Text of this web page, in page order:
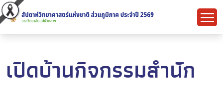
เปิดบ้านกิจกรรมสำนัก